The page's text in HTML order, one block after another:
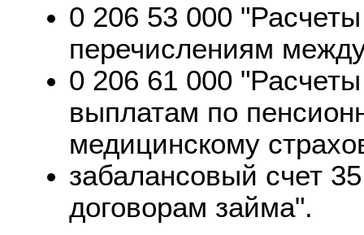
0 206 53 000
перечислениям
0 206 61 000
выплатам по
медицинскому
забалансовый счет
договорам займа".